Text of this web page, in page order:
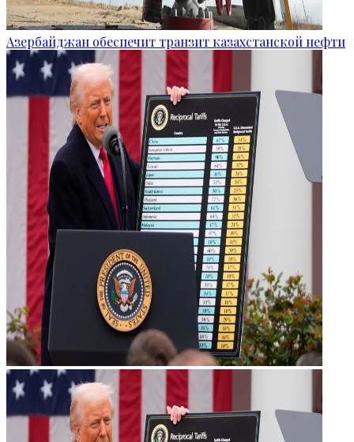
Азербайджан обеспечит транзит казахстанской нефти